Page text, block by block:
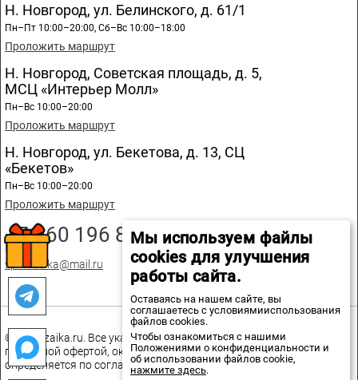
Н. Новгород, ул. Белинского, д. 61/1
Пн–Пт 10:00–20:00, Сб–Вс 10:00–18:00
Проложить маршрут
Н. Новгород, Советская площадь, д. 5,
МСЦ «Интерьер Молл»
Пн–Вс 10:00–20:00
Проложить маршрут
Н. Новгород, ул. Бекетова, д. 13, СЦ
«Бекетов»
Пн–Вс 10:00–20:00
Проложить маршрут
+7 960 196 89 20
spmozaika@mail.ru
© spmozaika.ru. Все указанные на сайте цены не являются
публичной офертой, окончательная стоимость товаров
определяется по соглашению сторон.
Мы используем файлы
cookies для улучшения
работы сайта.
Оставаясь на нашем сайте, вы
соглашаетесь с условиямииспользования
файлов cookies.
Чтобы ознакомиться с нашими
Положениями о конфиденциальности и
об использовании файлов cookie,
нажмите здесь.